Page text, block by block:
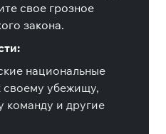
свое грозное
закона.
национальные
своему убежищу,
команду и другие